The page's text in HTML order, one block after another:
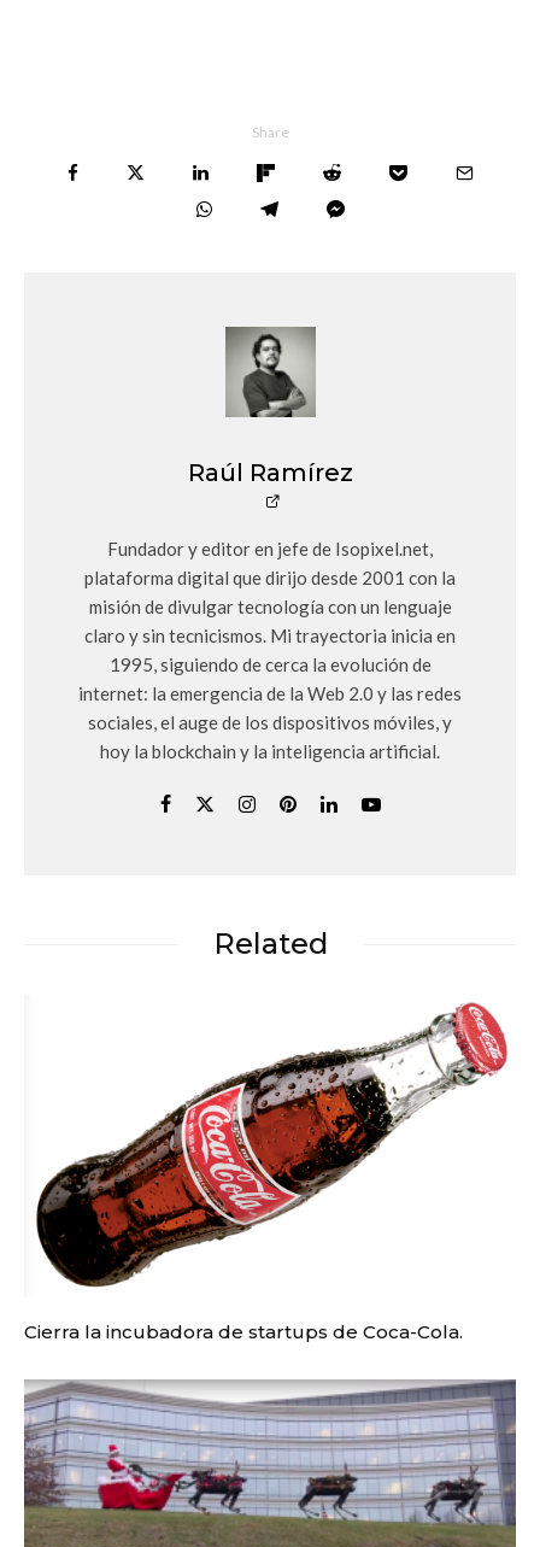
Share
Raúl Ramírez
Fundador y editor en jefe de Isopixel.net,
plataforma digital que dirijo desde 2001 con la
misión de divulgar tecnología con un lenguaje
claro y sin tecnicismos. Mi trayectoria inicia en
1995, siguiendo de cerca la evolución de
internet: la emergencia de la Web 2.0 y las redes
sociales, el auge de los dispositivos móviles, y
hoy la blockchain y la inteligencia artificial.
Related
Cierra la incubadora de startups de Coca-Cola.